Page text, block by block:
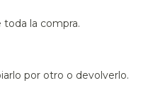
toda la compra.
por otro o devolverlo.